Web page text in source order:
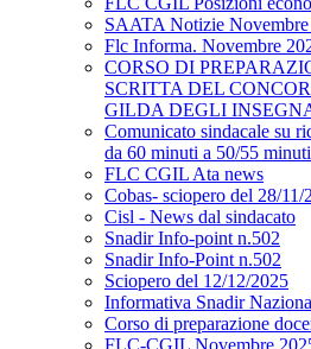
SAATA Notizie
Flc Informa. Novembre
CORSO DI
SCRITTA DEL
GILDA DEGLI
Comunicato sindacale su
da 60 minuti a 50/55
FLC CGIL Ata news
Cobas- sciopero del 28/11/
Cisl - News dal sindacato
Snadir Info-point n.502
Snadir Info-Point n.502
Sciopero del 12/12/2025
Informativa Snadir
Corso di preparazione